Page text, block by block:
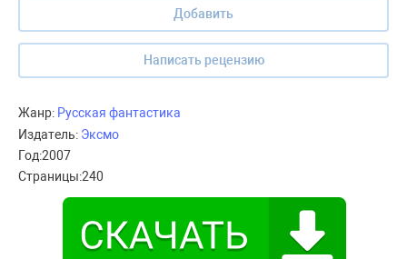
Добавить
Написать рецензию
Жанр: Русская фантастика
Издатель: Эксмо
Год:2007
Страницы:240